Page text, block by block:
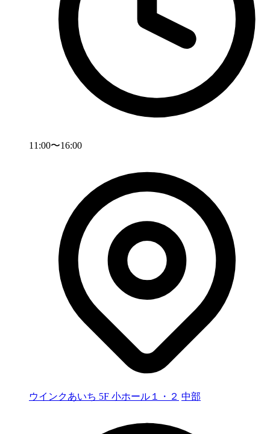
11:00〜16:00
ウインクあいち 5F 小ホール１・２ 中部